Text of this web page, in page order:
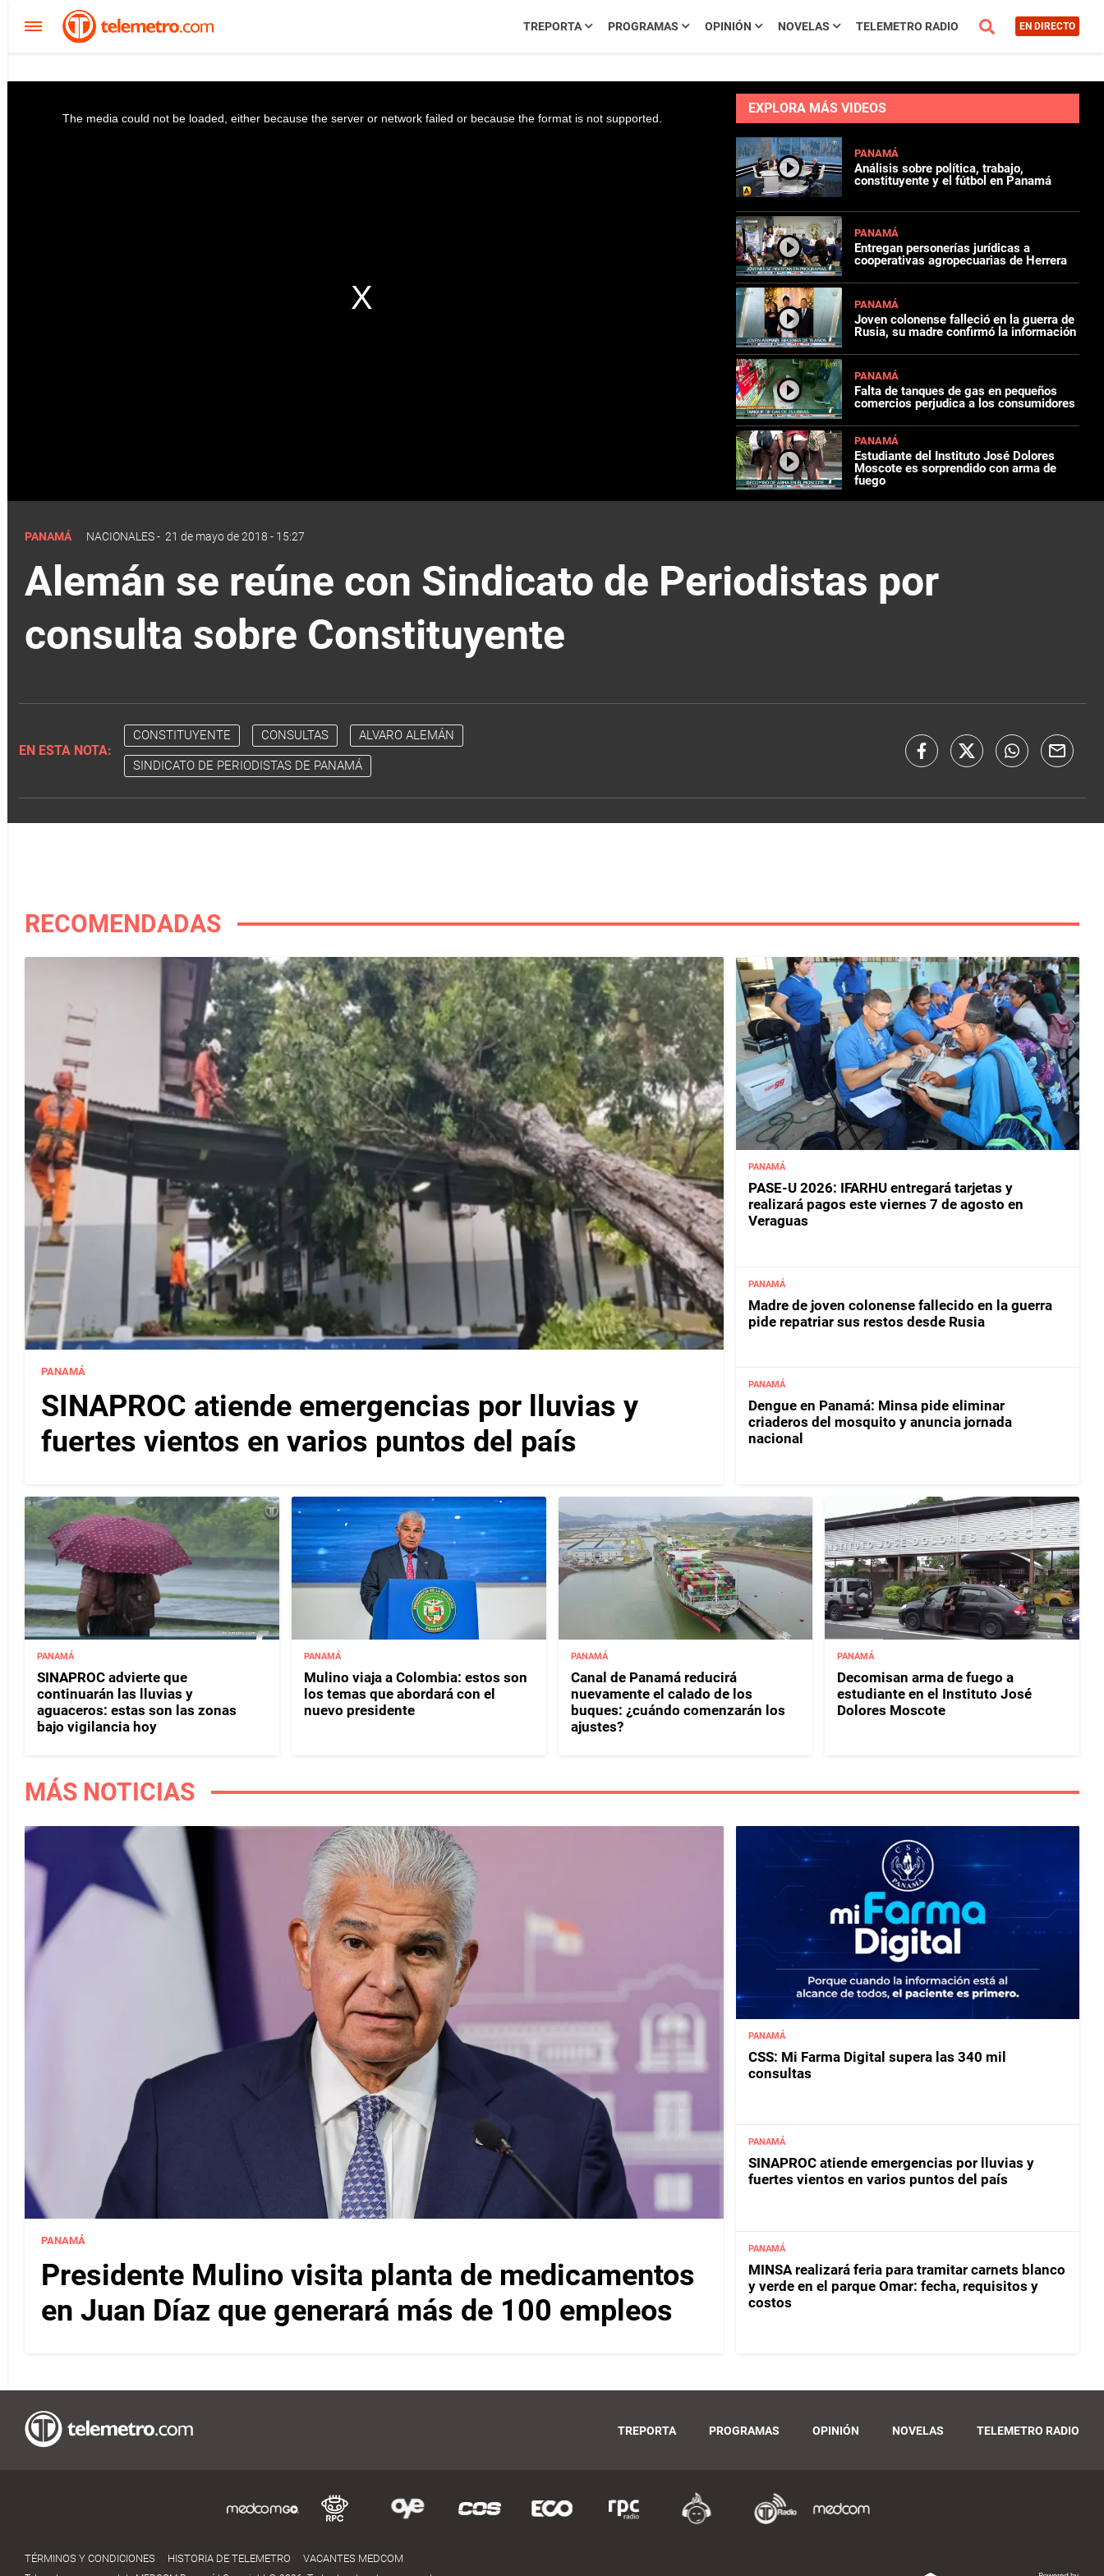
TREPORTA PROGRAMAS OPINIÓN NOVELAS TELEMETRO RADIO EN DIRECTO
The media could not be loaded, either because the server or network failed or because the format is not supported.
EXPLORA MÁS VIDEOS
PANAMÁ
Análisis sobre política, trabajo,
constituyente y el fútbol en Panamá
PANAMÁ
Entregan personerías jurídicas a
cooperativas agropecuarias de Herrera
PANAMÁ
Joven colonense falleció en la guerra de
Rusia, su madre confirmó la información
PANAMÁ
Falta de tanques de gas en pequeños
comercios perjudica a los consumidores
PANAMÁ
Estudiante del Instituto José Dolores
Moscote es sorprendido con arma de
fuego
PANAMÁ NACIONALES- 21 de mayo de 2018 - 15:27
Alemán se reúne con Sindicato de Periodistas por
consulta sobre Constituyente
EN ESTA NOTA:
CONSTITUYENTE CONSULTAS ALVARO ALEMÁN
SINDICATO DE PERIODISTAS DE PANAMÁ
RECOMENDADAS
PANAMÁ
SINAPROC atiende emergencias por lluvias y
fuertes vientos en varios puntos del país
PANAMÁ
PASE-U 2026: IFARHU entregará tarjetas y
realizará pagos este viernes 7 de agosto en
Veraguas
PANAMÁ
Madre de joven colonense fallecido en la guerra
pide repatriar sus restos desde Rusia
PANAMÁ
Dengue en Panamá: Minsa pide eliminar
criaderos del mosquito y anuncia jornada
nacional
PANAMÁ
SINAPROC advierte que
continuarán las lluvias y
aguaceros: estas son las zonas
bajo vigilancia hoy
PANAMÁ
Mulino viaja a Colombia: estos son
los temas que abordará con el
nuevo presidente
PANAMÁ
Canal de Panamá reducirá
nuevamente el calado de los
buques: ¿cuándo comenzarán los
ajustes?
PANAMÁ
Decomisan arma de fuego a
estudiante en el Instituto José
Dolores Moscote
MÁS NOTICIAS
PANAMÁ
Presidente Mulino visita planta de medicamentos
en Juan Díaz que generará más de 100 empleos
PANAMÁ
CSS: Mi Farma Digital supera las 340 mil
consultas
PANAMÁ
SINAPROC atiende emergencias por lluvias y
fuertes vientos en varios puntos del país
PANAMÁ
MINSA realizará feria para tramitar carnets blanco
y verde en el parque Omar: fecha, requisitos y
costos
TREPORTA PROGRAMAS OPINIÓN NOVELAS TELEMETRO RADIO
TÉRMINOS Y CONDICIONES HISTORIA DE TELEMETRO VACANTES MEDCOM